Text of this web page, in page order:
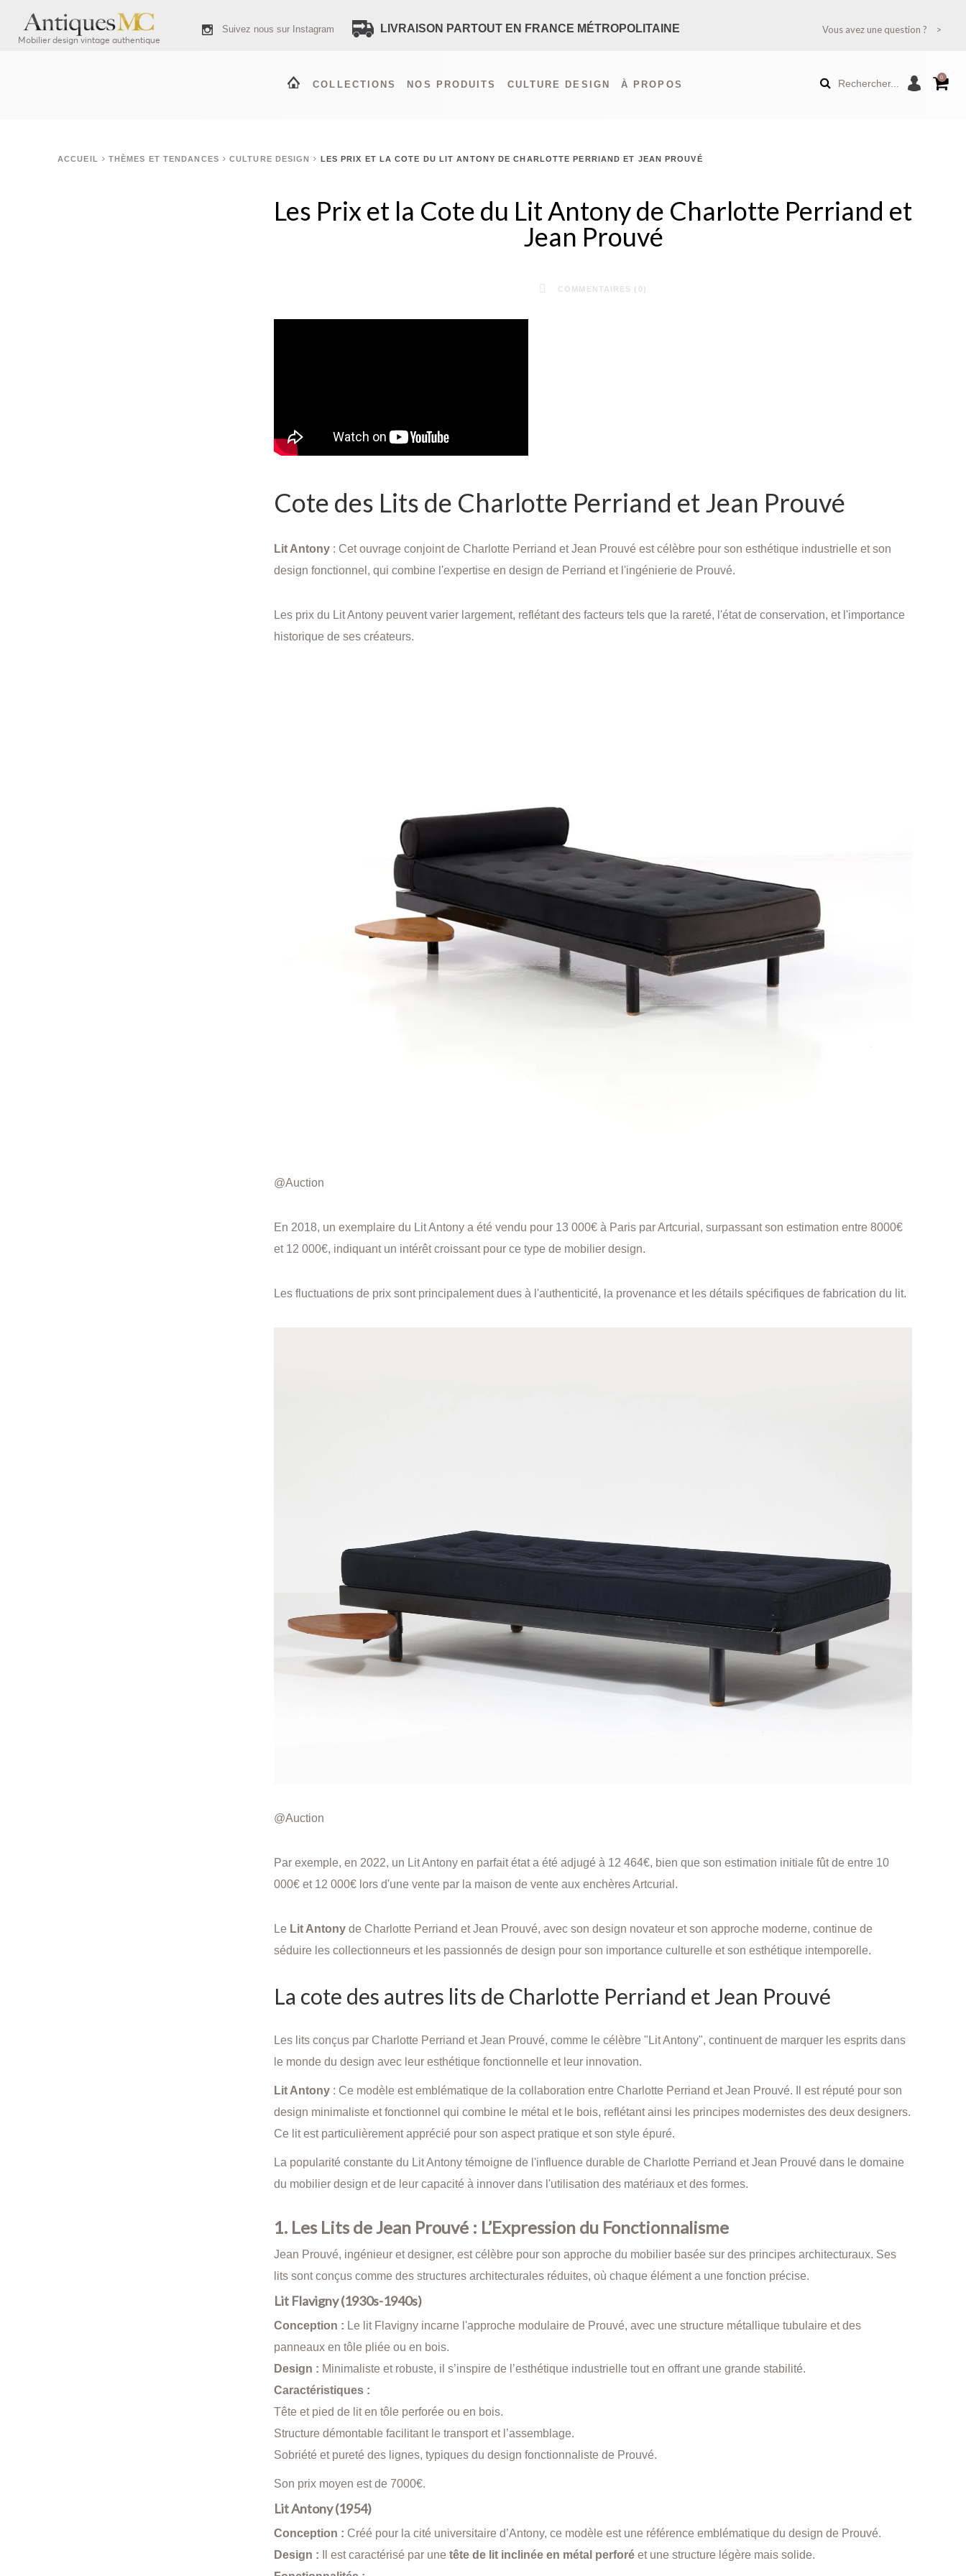
CONTACTEZ-NOUS
SITEMAP
Suivez nous sur Instagram LIVRAISON PARTOUT EN FRANCE MÉTROPOLITAINE Vous avez une question ?
Mobilier design vintage authentique
COLLECTIONS NOS PRODUITS CULTURE DESIGN À PROPOS Rechercher... 0
ACCUEIL THÈMES ET TENDANCES CULTURE DESIGN LES PRIX ET LA COTE DU LIT ANTONY DE CHARLOTTE PERRIAND ET JEAN PROUVÉ
Les Prix et la Cote du Lit Antony de Charlotte Perriand et
Jean Prouvé
COMMENTAIRES (0)
Cote des Lits de Charlotte Perriand et Jean Prouvé
Lit Antony : Cet ouvrage conjoint de Charlotte Perriand et Jean Prouvé est célèbre pour son esthétique industrielle et son
design fonctionnel, qui combine l'expertise en design de Perriand et l'ingénierie de Prouvé.
Les prix du Lit Antony peuvent varier largement, reflétant des facteurs tels que la rareté, l'état de conservation, et l'importance
historique de ses créateurs.
@Auction
En 2018, un exemplaire du Lit Antony a été vendu pour 13 000€ à Paris par Artcurial, surpassant son estimation entre 8000€
et 12 000€, indiquant un intérêt croissant pour ce type de mobilier design.
Les fluctuations de prix sont principalement dues à l'authenticité, la provenance et les détails spécifiques de fabrication du lit.
@Auction
Par exemple, en 2022, un Lit Antony en parfait état a été adjugé à 12 464€, bien que son estimation initiale fût de entre 10
000€ et 12 000€ lors d'une vente par la maison de vente aux enchères Artcurial.
Le Lit Antony de Charlotte Perriand et Jean Prouvé, avec son design novateur et son approche moderne, continue de
séduire les collectionneurs et les passionnés de design pour son importance culturelle et son esthétique intemporelle.
La cote des autres lits de Charlotte Perriand et Jean Prouvé
Les lits conçus par Charlotte Perriand et Jean Prouvé, comme le célèbre "Lit Antony", continuent de marquer les esprits dans
le monde du design avec leur esthétique fonctionnelle et leur innovation.
Lit Antony : Ce modèle est emblématique de la collaboration entre Charlotte Perriand et Jean Prouvé. Il est réputé pour son
design minimaliste et fonctionnel qui combine le métal et le bois, reflétant ainsi les principes modernistes des deux designers.
Ce lit est particulièrement apprécié pour son aspect pratique et son style épuré.
La popularité constante du Lit Antony témoigne de l'influence durable de Charlotte Perriand et Jean Prouvé dans le domaine
du mobilier design et de leur capacité à innover dans l'utilisation des matériaux et des formes.
1. Les Lits de Jean Prouvé : L’Expression du Fonctionnalisme
Jean Prouvé, ingénieur et designer, est célèbre pour son approche du mobilier basée sur des principes architecturaux. Ses
lits sont conçus comme des structures architecturales réduites, où chaque élément a une fonction précise.
Lit Flavigny (1930s-1940s)
Conception : Le lit Flavigny incarne l'approche modulaire de Prouvé, avec une structure métallique tubulaire et des
panneaux en tôle pliée ou en bois.
Design : Minimaliste et robuste, il s’inspire de l’esthétique industrielle tout en offrant une grande stabilité.
Caractéristiques :
Tête et pied de lit en tôle perforée ou en bois.
Structure démontable facilitant le transport et l’assemblage.
Sobriété et pureté des lignes, typiques du design fonctionnaliste de Prouvé.
Son prix moyen est de 7000€.
Lit Antony (1954)
Conception : Créé pour la cité universitaire d’Antony, ce modèle est une référence emblématique du design de Prouvé.
Design : Il est caractérisé par une tête de lit inclinée en métal perforé et une structure légère mais solide.